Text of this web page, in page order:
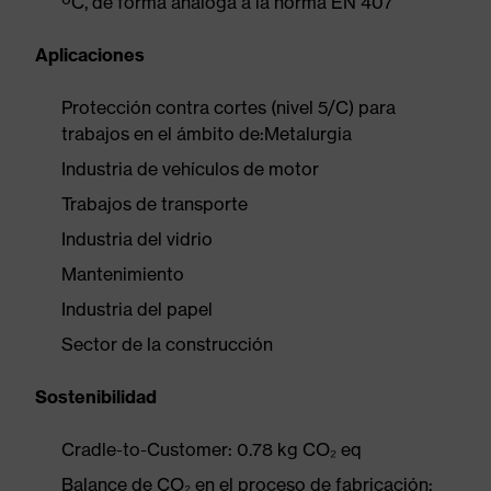
Aplicaciones
Protección contra cortes (nivel 5/C) para
trabajos en el ámbito de:Metalurgia
Industria de vehículos de motor
Trabajos de transporte
Industria del vidrio
Mantenimiento
Industria del papel
Sector de la construcción
Sostenibilidad
Cradle-to-Customer: 0.78 kg CO₂ eq
Balance de CO₂ en el proceso de fabricación: